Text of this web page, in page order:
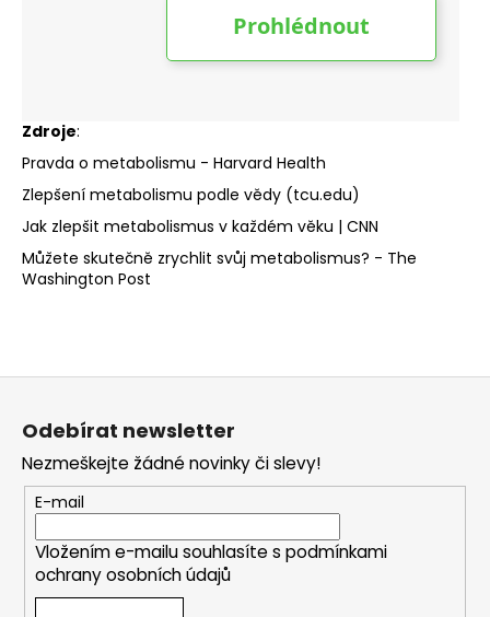
Zdroje:
Pravda o metabolismu - Harvard Health
Zlepšení metabolismu podle vědy (tcu.edu)
Jak zlepšit metabolismus v každém věku | CNN
Můžete skutečně zrychlit svůj metabolismus? - The
Washington Post
Odebírat newsletter
Nezmeškejte žádné novinky či slevy!
E-mail
Vložením e-mailu souhlasíte s podmínkami
ochrany osobních údajů